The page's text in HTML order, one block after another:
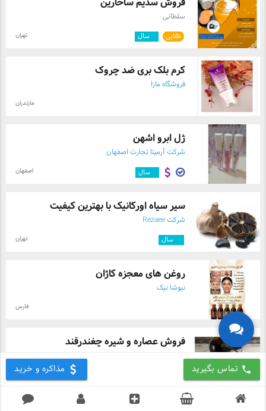
call تماس بگیرید مذاکره و خرید
سلطانی
طلایی سال تهران
کرم بلک بری ضد چروک
فروشگاه مازا
مازندران
ژل ابرو اشهن
شرکت آرمیتا تجارت اصفهان
سال اصفهان
سیر سیاه اورگانیک با بهترین کیفیت
شرکت Rezaee
سال تهران
روغن های معجزه کاژان
نیوشا نیک
فارس
فروش عصاره و شیره چغندرقند
ایران ملاس
تهران